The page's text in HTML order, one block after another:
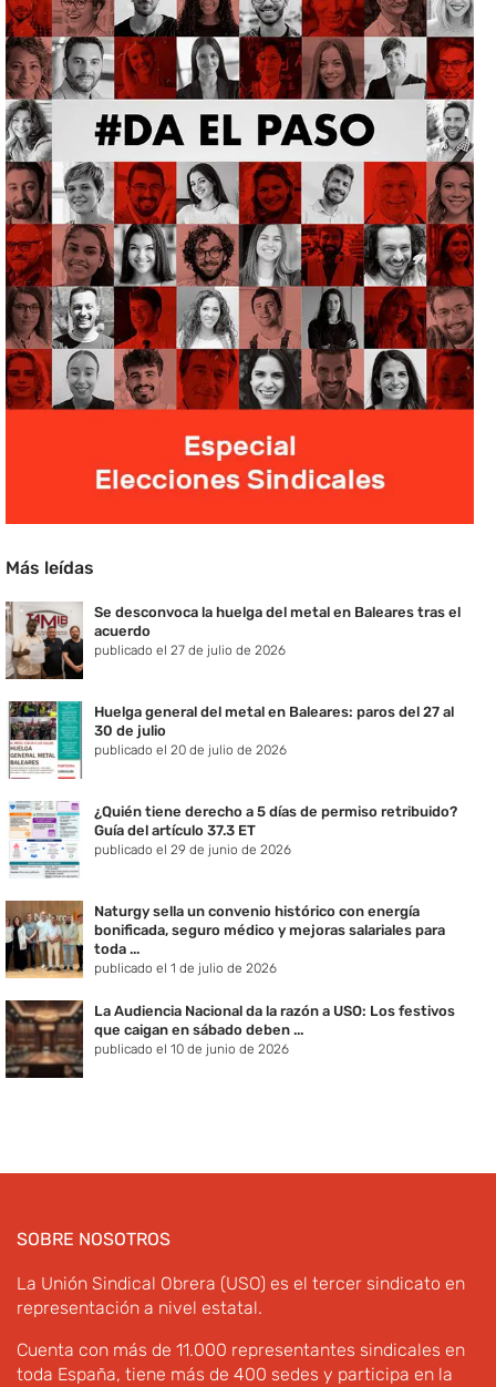
Más leídas
Se desconvoca la huelga del metal en Baleares tras el
acuerdo
publicado el 27 de julio de 2026
Huelga general del metal en Baleares: paros del 27 al
30 de julio
publicado el 20 de julio de 2026
¿Quién tiene derecho a 5 días de permiso retribuido?
Guía del artículo 37.3 ET
publicado el 29 de junio de 2026
Naturgy sella un convenio histórico con energía
bonificada, seguro médico y mejoras salariales para
toda ...
publicado el 1 de julio de 2026
La Audiencia Nacional da la razón a USO: Los festivos
que caigan en sábado deben ...
publicado el 10 de junio de 2026
SOBRE NOSOTROS
La Unión Sindical Obrera (USO) es el tercer sindicato en
representación a nivel estatal.
Cuenta con más de 11.000 representantes sindicales en
toda España, tiene más de 400 sedes y participa en la